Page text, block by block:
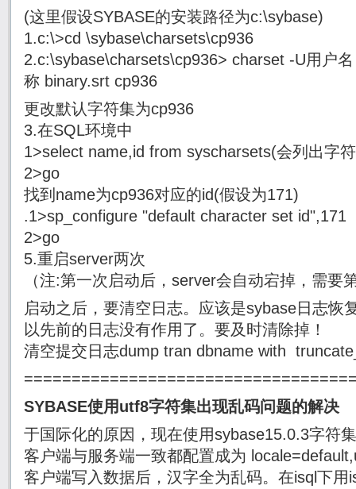
(这里假设SYBASE的安装路径为c:\sybase)
1.c:\>cd \sybase\charsets\cp936
2.c:\sybase\charsets\cp936> charset -U用户
称 binary.srt cp936
更改默认字符集为cp936
3.在SQL环境中
1>select name,id from syscharsets(会列出字
2>go
找到name为cp936对应的id(假设为171)
.1>sp_configure "default character set id",171
2>go
5.重启server两次
（注:第一次启动后，server会自动宕掉，需要
启动之后，要清空日志。应该是sybase日志恢
以先前的日志没有作用了。要及时清除掉！
清空提交日志dump tran dbname with
SYBASE使用utf8字符集出现乱码问题的解决
于国际化的原因，现在使用sybase15.0.3字符
客户端与服务端一致都配置成为
客户端写入数据后，汉字全为乱码。在isql下用